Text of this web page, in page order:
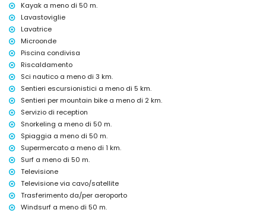
discoteca e bar (entro 500 metri dalla casa)
lungomare (El Portet) (entro 5 chilometri dalla casa)
Luoghi d'interesse e cultura a Moraira, Costa Blanca
chiesa (Chiesa Parrocchiale di Santa Catalina), castello (Castello di
Moraira), rovina (Castello di Moraira), monumento (Torre di Guardia di
dall'alloggio)
museo (Ecomuseo CEMROQT L'Almàssera) (entro 10 chilometri
dall'alloggio)
Sport
canoa, kayak, immersioni, snorkeling, surf e windsurf (entro 1000 metri
dall'appartamento)
tennis, golf (Club de Golf Ifach), escursionismo, mountain bike,
ciclismo e sci nautico (entro 5 chilometri dall'appartamento)
arrampicata (entro 10 chilometri dall'appartamento)
Kayak a meno di 50 m.
Lavastoviglie
Lavatrice
Microonde
Piscina condivisa
Riscaldamento
Sci nautico a meno di 3 km.
Sentieri escursionistici a meno di 5 km.
Sentieri per mountain bike a meno di 2 km.
Servizio di reception
Snorkeling a meno di 50 m.
Spiaggia a meno di 50 m.
Supermercato a meno di 1 km.
Surf a meno di 50 m.
Televisione
Televisione via cavo/satellite
Trasferimento da/per aeroporto
Windsurf a meno di 50 m.